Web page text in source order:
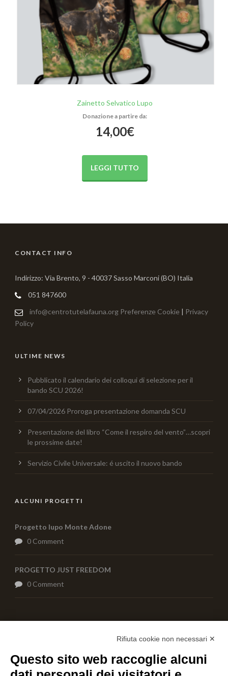
Zainetto Selvatico Lupo
14,00€
LEGGI TUTTO
CONTACT INFO
Indirizzo: Via Brento, 9 - 40037 Sasso Marconi (BO) Italia
051 847600
info@centrotutelafauna.org Preferenze Cookie | Privacy
Policy
ULTIME NEWS
Pubblicato il calendario dei colloqui di selezione per il
bando SCU 2026!
07/04/2026 Proroga presentazione domanda SCU
Presentazione del libro “Come il respiro del vento”…scopri
le prossime date!
Servizio Civile Universale: é uscito il nuovo bando
ALCUNI PROGETTI
Progetto lupo Monte Adone
0 Comment
PROGETTO JUST FREEDOM
0 Comment
Rifiuta cookie non necessari ✕
Questo sito web raccoglie alcuni